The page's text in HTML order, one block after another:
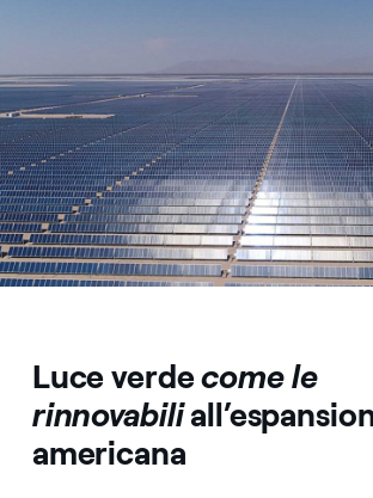
Luce verdecome le
rinnovabili
americana